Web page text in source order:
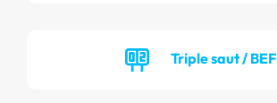
Triple saut / BEF